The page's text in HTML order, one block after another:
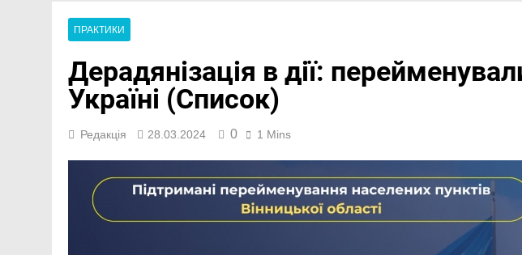
ПРАКТИКИ
Дерадянізація в дії:
Україні (Список)
Редакція 28.03.2024 0 1 Mins